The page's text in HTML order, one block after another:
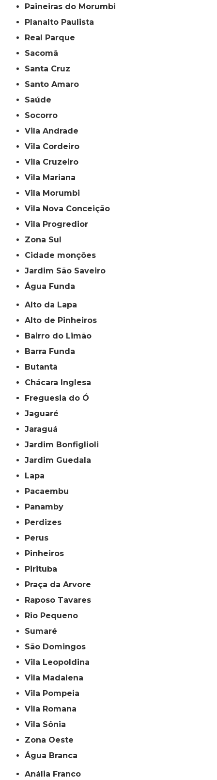
Paineiras do Morumbi
Planalto Paulista
Real Parque
Sacomã
Santa Cruz
Santo Amaro
Saúde
Socorro
Vila Andrade
Vila Cordeiro
Vila Cruzeiro
Vila Mariana
Vila Morumbi
Vila Nova Conceição
Vila Progredior
Zona Sul
cidade monções
jardim São Saveiro
Água Funda
Alto da Lapa
Alto de Pinheiros
Bairro do Limão
Barra Funda
Butantã
Chácara Inglesa
Freguesia do Ó
Jaguaré
Jaraguá
Jardim Bonfiglioli
Jardim Guedala
Lapa
Pacaembu
Panamby
Perdizes
Perus
Pinheiros
Pirituba
Praça da Arvore
Raposo Tavares
Rio Pequeno
Sumaré
São Domingos
Vila Leopoldina
Vila Madalena
Vila Pompeia
Vila Romana
Vila Sônia
Zona Oeste
Água Branca
Anália Franco